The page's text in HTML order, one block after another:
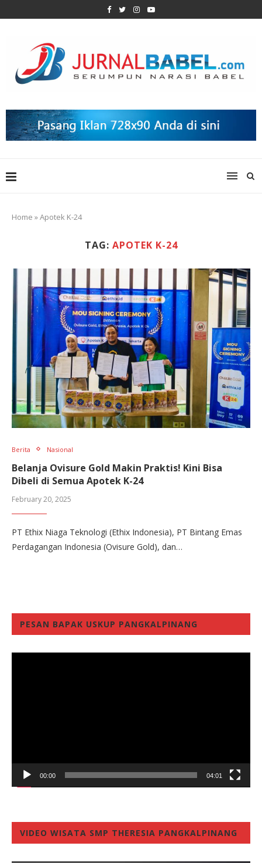
Home »Apotek K-24
TAG: APOTEK K-24
Berita Nasional
Belanja Ovisure Gold Makin Praktis! Kini Bisa
Dibeli di Semua Apotek K-24
February 20, 2025
PT Ethix Niaga Teknologi (Ethix Indonesia), PT Bintang Emas
Perdagangan Indonesia (Ovisure Gold), dan…
PESAN BAPAK USKUP PANGKALPINANG
00:00 04:01
VIDEO WISATA SMP THERESIA PANGKALPINANG